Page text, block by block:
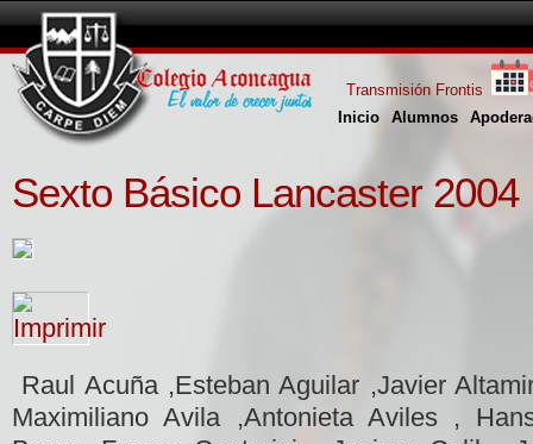
Inicio Alumnos
Transmisión Frontis
Sexto Básico Lancaster 2004
Raul Acuña ,Esteban Aguilar ,Javier
Maximiliano Avila ,Antonieta Aviles ,